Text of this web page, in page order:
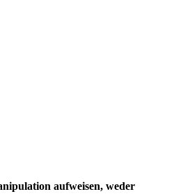
aufweisen, weder